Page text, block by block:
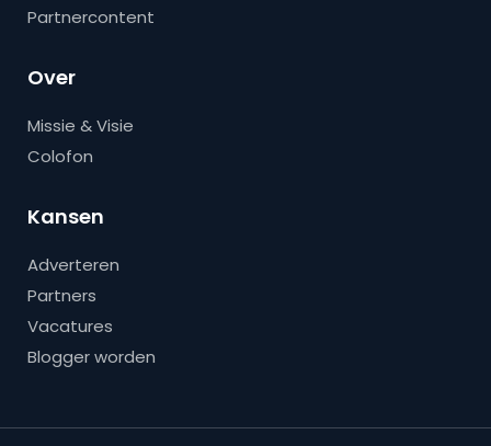
Partnercontent
Over
Missie & Visie
Colofon
Kansen
Adverteren
Partners
Vacatures
Blogger worden